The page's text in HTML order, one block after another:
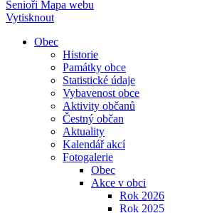
Senioři Mapa webu
Vytisknout
Obec
Historie
Památky obce
Statistické údaje
Vybavenost obce
Aktivity občanů
Čestný občan
Aktuality
Kalendář akcí
Fotogalerie
Obec
Akce v obci
Rok 2026
Rok 2025